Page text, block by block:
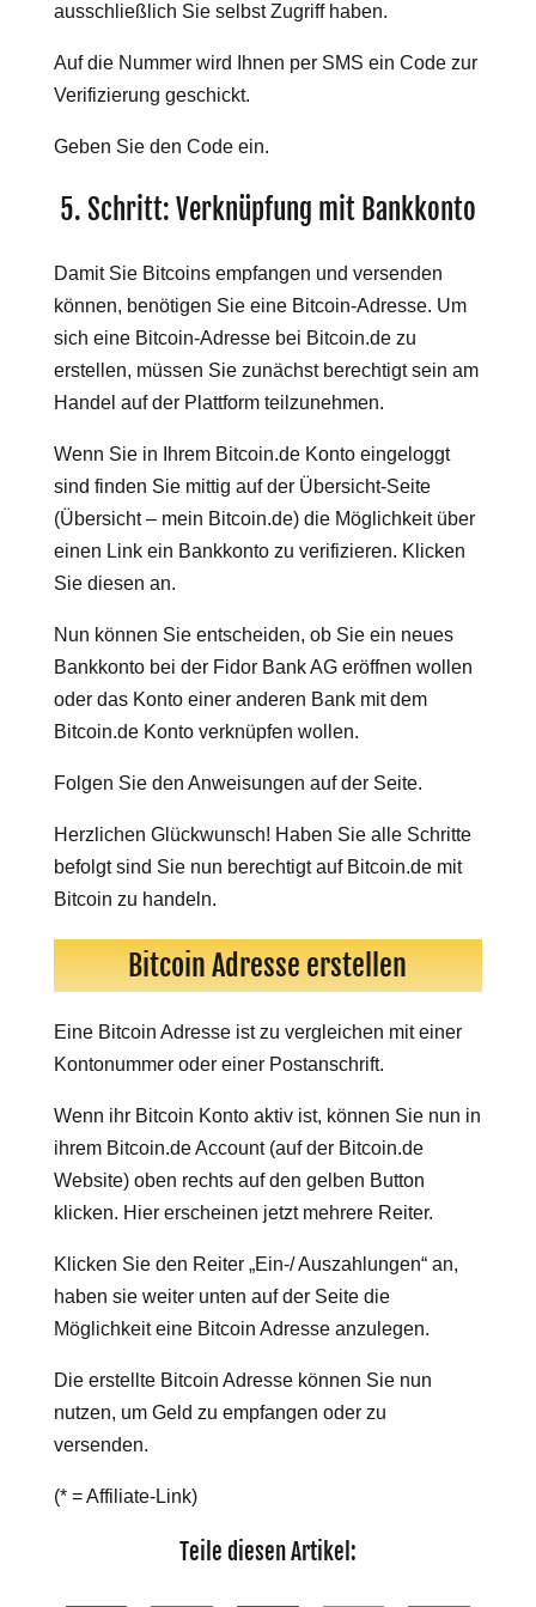
ausschließlich Sie selbst Zugriff haben.
Auf die Nummer wird Ihnen per SMS ein Code zur
Verifizierung geschickt.
Geben Sie den Code ein.
5. Schritt: Verknüpfung mit Bankkonto
Damit Sie Bitcoins empfangen und versenden
können, benötigen Sie eine Bitcoin-Adresse. Um
sich eine Bitcoin-Adresse bei Bitcoin.de zu
erstellen, müssen Sie zunächst berechtigt sein am
Handel auf der Plattform teilzunehmen.
Wenn Sie in Ihrem Bitcoin.de Konto eingeloggt
sind finden Sie mittig auf der Übersicht-Seite
(Übersicht – mein Bitcoin.de) die Möglichkeit über
einen Link ein Bankkonto zu verifizieren. Klicken
Sie diesen an.
Nun können Sie entscheiden, ob Sie ein neues
Bankkonto bei der Fidor Bank AG eröffnen wollen
oder das Konto einer anderen Bank mit dem
Bitcoin.de Konto verknüpfen wollen.
Folgen Sie den Anweisungen auf der Seite.
Herzlichen Glückwunsch! Haben Sie alle Schritte
befolgt sind Sie nun berechtigt auf Bitcoin.de mit
Bitcoin zu handeln.
Bitcoin Adresse erstellen
Eine Bitcoin Adresse ist zu vergleichen mit einer
Kontonummer oder einer Postanschrift.
Wenn ihr Bitcoin Konto aktiv ist, können Sie nun in
ihrem Bitcoin.de Account (auf der Bitcoin.de
Website) oben rechts auf den gelben Button
klicken. Hier erscheinen jetzt mehrere Reiter.
Klicken Sie den Reiter „Ein-/ Auszahlungen“ an,
haben sie weiter unten auf der Seite die
Möglichkeit eine Bitcoin Adresse anzulegen.
Die erstellte Bitcoin Adresse können Sie nun
nutzen, um Geld zu empfangen oder zu
versenden.
(* = Affiliate-Link)
Teile diesen Artikel: